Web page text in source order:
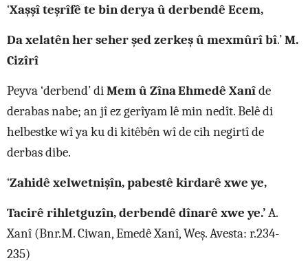
‘Xaşşî teşrîfê te bin derya û derbendê Ecem,
Da xelatên her seher şed zerkeş û mexmûrî bî.’M.
Cizîrî
Peyva ‘derbend’ diMem û ZînaEhmedê Xanîde
derabas nabe; an jî ez gerîyam lê min nedît. Belê di
helbestke wî ya ku di kitêbên wî de cih negirtî de
derbas dibe.
‘Zahidê xelwetnişîn, pabestê kirdarê xwe ye,
Tacirê rihletguzîn, derbendê dînarê xwe ye.’A.
Xanî (Bnr.M. Ciwan, Emedê Xanî, Weş. Avesta: r.234-
235)